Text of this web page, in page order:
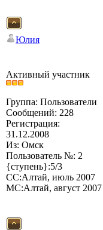
Юлия
Активный участник
Группа: Пользователи
Сообщений: 228
Регистрация:
31.12.2008
Из: Омск
Пользователь №: 2
{ступень}:5/3
СС:Алтай, июль 2007
МС:Алтай, август 2007